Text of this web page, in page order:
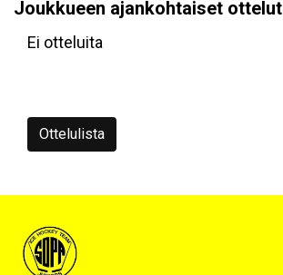
Joukkueen ajankohtaiset ottelut
Ei otteluita
Ottelulista